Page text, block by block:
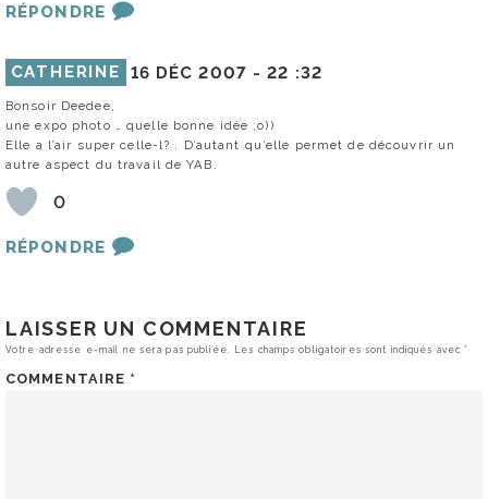
RÉPONDRE
CATHERINE 16 DÉC 2007 -22 :32
Bonsoir Deedee,
une expo photo … quelle bonne idée ;o))
Elle a l’air super celle-l? . D’autant qu’elle permet de découvrir un
autre aspect du travail de YAB.
0
RÉPONDRE
LAISSER UN COMMENTAIRE
Votre adresse e-mail ne sera pas publiée. Les champs obligatoires sont indiqués avec*
COMMENTAIRE *